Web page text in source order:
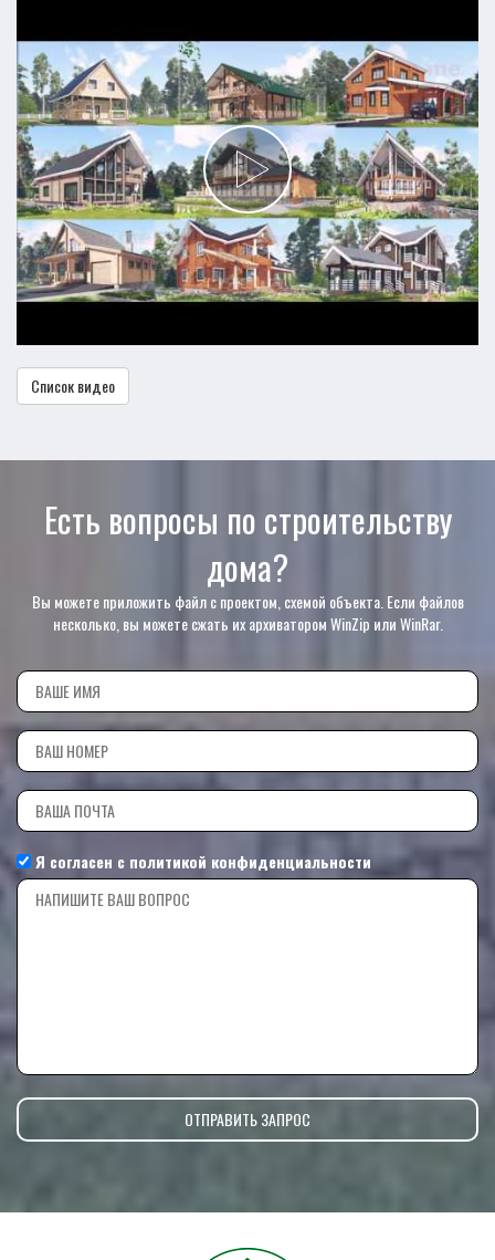
Список видео
Есть вопросы по строительству
дома?
Вы можете приложить файл с проектом, схемой объекта. Если файлов
несколько, вы можете сжать их архиватором WinZip или WinRar.
Я согласен с политикой конфиденциальности